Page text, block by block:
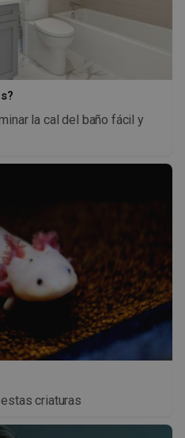
la cal del baño fácil y
criaturas